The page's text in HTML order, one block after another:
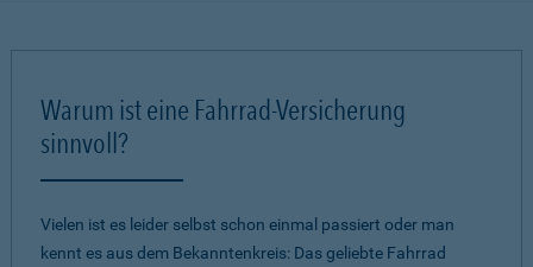
Warum ist eine Fahrrad-Versicherung
sinnvoll?
Vielen ist es leider selbst schon einmal passiert oder man
kennt es aus dem Bekanntenkreis: Das geliebte Fahrrad